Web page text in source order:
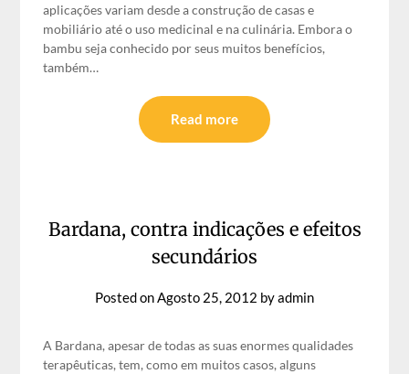
aplicações variam desde a construção de casas e
mobiliário até o uso medicinal e na culinária. Embora o
bambu seja conhecido por seus muitos benefícios,
também…
Read more
Bardana, contra indicações e efeitos
secundários
Posted onAgosto 25, 2012 byadmin
A Bardana, apesar de todas as suas enormes qualidades
terapêuticas, tem, como em muitos casos, alguns